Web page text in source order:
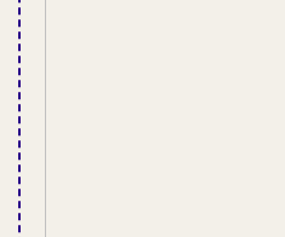
лестницу.
Определитесь, какая
сделайте ее чертеж или
какие части лестницы
посчитайте их размеры и
какие понадобятся
Заранее подготовьте